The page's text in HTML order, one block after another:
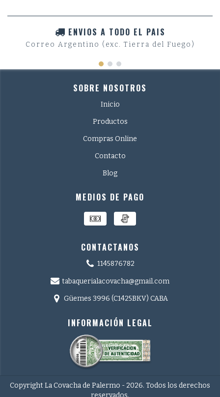
ENVIOS A TODO EL PAIS
Correo Argentino (exc. Tierra del Fuego)
SOBRE NOSOTROS
Inicio
Productos
Compras Online
Contacto
Blog
MEDIOS DE PAGO
CONTACTANOS
1145876782
tabaquerialacovacha@gmail.com
Güemes 3996 (C1425BKV) CABA
INFORMACIÓN LEGAL
Copyright La Covacha de Palermo - 2026. Todos los derechos